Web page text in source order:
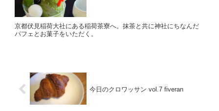
京都伏見稲荷大社にある稲荷茶寮へ。抹茶と共に神社にちなんだ
パフェとお菓子をいただく。
今日のクロワッサン vol.7 fiveran